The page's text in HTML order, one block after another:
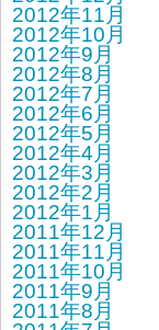
2012年11月
2012年10月
2012年9月
2012年8月
2012年7月
2012年6月
2012年5月
2012年4月
2012年3月
2012年2月
2012年1月
2011年12月
2011年11月
2011年10月
2011年9月
2011年8月